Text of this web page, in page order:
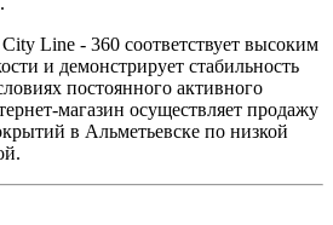
City Line - 360 соответствует высоким
и демонстрирует стабильность
постоянного активного
магазин осуществляет продажу
в Альметьевске по низкой